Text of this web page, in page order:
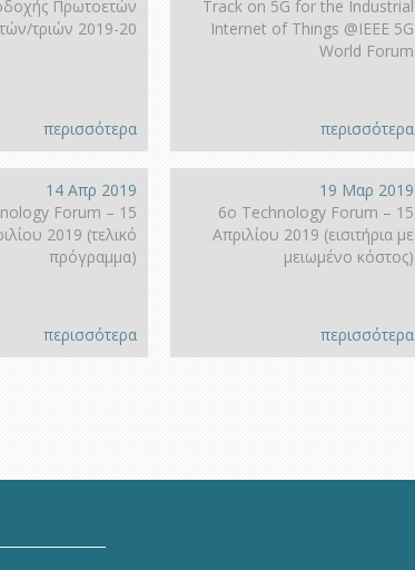
Πρωτοετών
τριών 2019-20
περισσότερα
Track on 5G for the Industrial
Internet of Things @IEEE 5G
World Forum
περισσότερα
14 Απρ 2019
Forum – 15
2019 (τελικό
πρόγραμμα)
περισσότερα
19 Μαρ 2019
6ο Technology Forum – 15
Απριλίου 2019 (εισιτήρια με
μειωμένο κόστος)
περισσότερα